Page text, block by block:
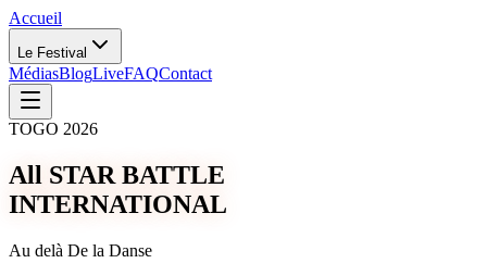
Accueil
Le Festival
MédiasBlogLiveFAQContact
TOGO 2026
All STAR BATTLE
INTERNATIONAL
Au delà De la Danse